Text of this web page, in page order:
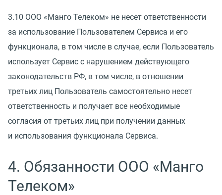
3.10 ООО «Манго Телеком» не несет ответственности
за использование Пользователем Сервиса и его
функционала, в том числе в случае, если Пользователь
использует Сервис с нарушением действующего
законодательств РФ, в том числе, в отношении
третьих лиц Пользователь самостоятельно несет
ответственность и получает все необходимые
согласия от третьих лиц при получении данных
и использования функционала Сервиса.
4. Обязанности ООО «Манго
Телеком»